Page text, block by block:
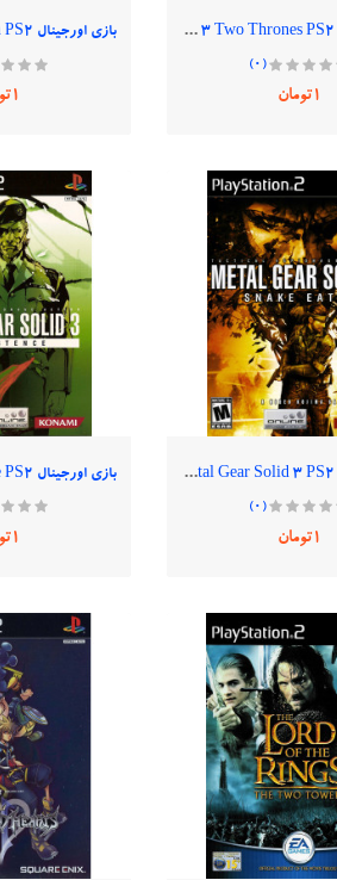
بازی اورجینال Prince Of Persia 3 Two Thrones PS2
(0)
1تومان 1تومان
بازی اورجینال Metal Gear Solid 3 PS2
(0)
1تومان 1تومان